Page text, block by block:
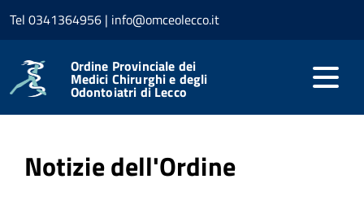
Tel 0341364956 | info@omceolecco.it
Ordine Provinciale dei
Medici Chirurghi e degli
Odontoiatri di Lecco
Home Professione Notizie dell'Ordine
Pubblicato: 12 Giugno 2026
Notizie dell'Ordine